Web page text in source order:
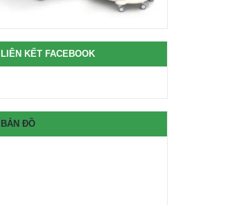
2,700,000₫
100₫
LIÊN KẾT FACEBOOK
BẢN ĐỒ